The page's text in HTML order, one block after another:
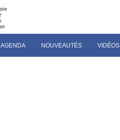
AGENDA NOUVEAUTÉS VIDÉOS